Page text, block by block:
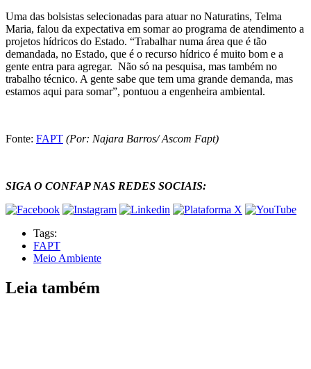
Uma das bolsistas selecionadas para atuar no Naturatins, Telma
Maria, falou da expectativa em somar ao programa de atendimento a
projetos hídricos do Estado. “Trabalhar numa área que é tão
demandada, no Estado, que é o recurso hídrico é muito bom e a
gente entra para agregar. Não só na pesquisa, mas também no
trabalho técnico. A gente sabe que tem uma grande demanda, mas
estamos aqui para somar”, pontuou a engenheira ambiental.
Fonte: FAPT (Por: Najara Barros/ Ascom Fapt)
SIGA O CONFAP NAS REDES SOCIAIS:
Tags:
FAPT
Meio Ambiente
Leia também